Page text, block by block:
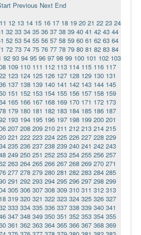
Previous Next End
11 12 13 14 15 16 17 18 19 20 21 22 23 24
32 33 34 35 36 37 38 39 40 41 42 43 44
52 53 54 55 56 57 58 59 60 61 62 63 64
72 73 74 75 76 77 78 79 80 81 82 83 84
92 93 94 95 96 97 98 99 100 101 102 103
109 110 111 112 113 114 115 116 117
123 124 125 126 127 128 129 130 131
137 138 139 140 141 142 143 144 145
151 152 153 154 155 156 157 158 159
165 166 167 168 169 170 171 172 173
179 180 181 182 183 184 185 186 187
193 194 195 196 197 198 199 200 201
207 208 209 210 211 212 213 214 215
221 222 223 224 225 226 227 228 229
235 236 237 238 239 240 241 242 243
249 250 251 252 253 254 255 256 257
263 264 265 266 267 268 269 270 271
277 278 279 280 281 282 283 284 285
291 292 293 294 295 296 297 298 299
305 306 307 308 309 310 311 312 313
319 320 321 322 323 324 325 326 327
333 334 335 336 337 338 339 340 341
347 348 349 350 351 352 353 354 355
361 362 363 364 365 366 367 368 369